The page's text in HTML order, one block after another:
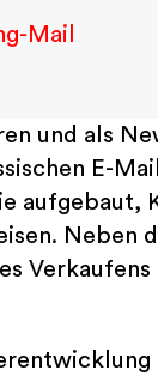
Mail
und als
E-
aufgebaut,
Neben
Verkaufens